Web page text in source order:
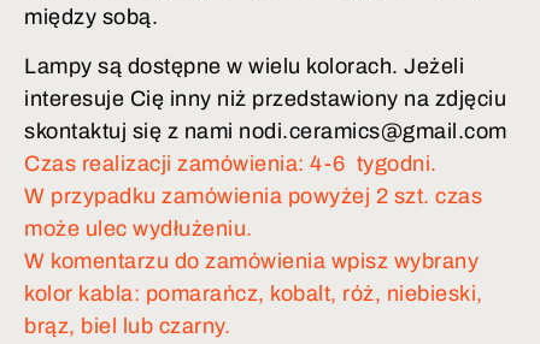
między sobą.
Lampy są dostępne w wielu kolorach. Jeżeli
interesuje Cię inny niż przedstawiony na zdjęciu
skontaktuj się z nami nodi.ceramics@gmail.com
Czas realizacji zamówienia: 4-6 tygodni.
W przypadku zamówienia powyżej 2 szt. czas
może ulec wydłużeniu.
W komentarzu do zamówienia wpisz wybrany
kolor kabla: pomarańcz, kobalt, róż, niebieski,
brąz, biel lub czarny.